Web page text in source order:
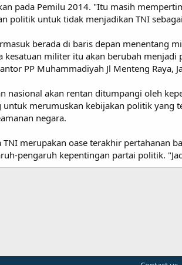
pada Pemilu 2014. "Itu masih
politik untuk tidak menjadikan TNI
berada di baris depan menentang
militer itu akan berubah
PP Muhammadiyah Jl Menteng Raya,
nasional akan rentan ditumpangi oleh
merumuskan kebijakan politik yang
negara.
merupakan oase terakhir pertahanan
pengaruh kepentingan partai politik.